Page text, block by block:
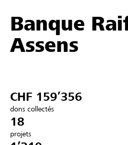
Soutien &
Partenaires /
Se connecter
S'inscrire
Banque
Assens
CHF 159’356
dons collectés
18
projets